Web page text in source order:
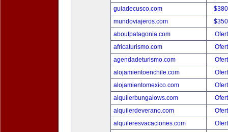
guiadecusco.com
mundoviajeros.com
aboutpatagonia.com
africaturismo.com
agendadeturismo.com
alojamientoenchile.com
alojamientomexico.com
alquilerbungalows.com
alquilerdeverano.com
alquileresvacaciones.com